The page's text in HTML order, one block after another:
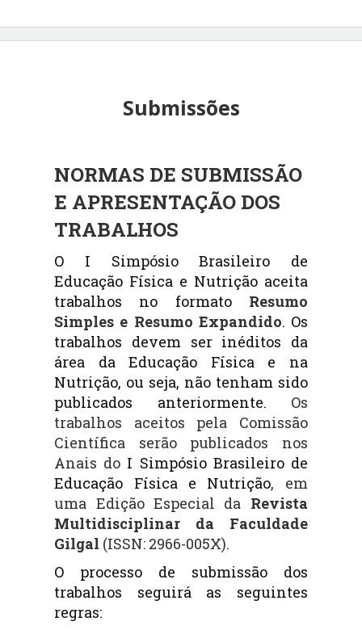
Submissões
NORMAS DE SUBMISSÃO
E APRESENTAÇÃO DOS
TRABALHOS
O I Simpósio Brasileiro de
Educação Física e Nutrição aceita
trabalhos no formato Resumo
Simples e Resumo Expandido. Os
trabalhos devem ser inéditos da
área da Educação Física e na
Nutrição, ou seja, não tenham sido
publicados anteriormente. Os
trabalhos aceitos pela Comissão
Científica serão publicados nos
Anais do I Simpósio Brasileiro de
Educação Física e Nutrição, em
uma Edição Especial da Revista
Multidisciplinar da Faculdade
Gilgal (ISSN: 2966-005X).
O processo de submissão dos
trabalhos seguirá as seguintes
regras: